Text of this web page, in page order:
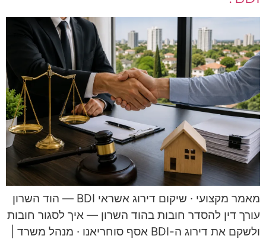
מאמר מקצועי · שיקום דירוג אשראי BDI — הוד השרון
עורך דין להסדר חובות בהוד השרון — איך לסגור חובות
ולשקם את דירוג ה-BDI אסף סוחריאנו · מנהל משרד |